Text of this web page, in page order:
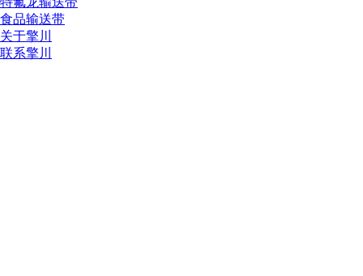
食品输送带
关于擎川
联系擎川